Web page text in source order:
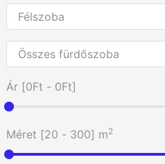
Ár [0Ft - 0Ft]
Méret [20 - 300] m2